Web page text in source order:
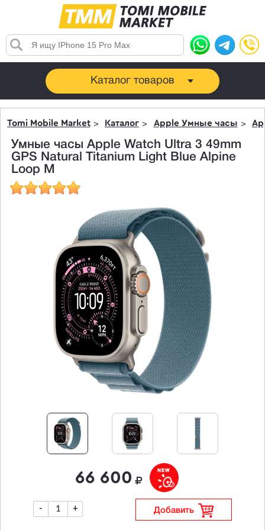
Каталог товаров
Tomi Mobile Market Каталог Apple Умные часы
Умные часы Apple Watch Ultra 3 49mm
GPS Natural Titanium Light Blue Alpine
Loop M
66 600
- + Добавить